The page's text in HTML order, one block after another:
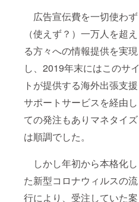
広告宣伝費を一切使わず
（使えず？）一万人を超え
る方々への情報提供を実現
し、2019年末にはこのサイ
トが提供する海外出張支援
サポートサービスを経由し
ての発注もありマネタイズ
は順調でした。
しかし年初から本格化し
た新型コロナウィルスの流
行により、受注していた案